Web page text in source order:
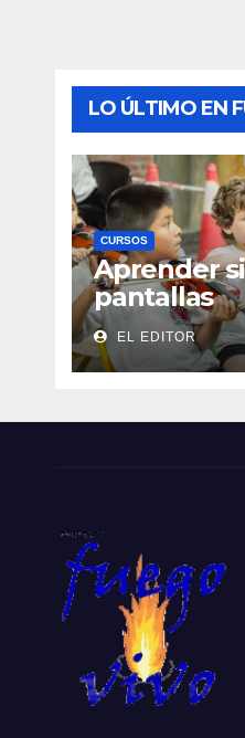
LO ÚLTIMO EN
CURSOS
Aprender
pantallas
EL EDITOR